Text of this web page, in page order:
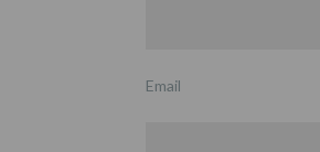
Email